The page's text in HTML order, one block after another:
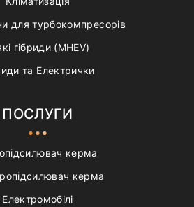
для турбокомпресорів
гібриди (MHEV)
та Електрички
ПОСЛУГИ
керма
керма
Електромобілі